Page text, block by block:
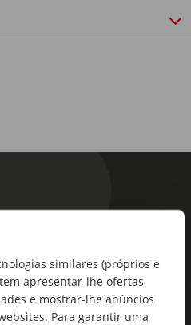
similares (próprios e
apresentar-lhe ofertas
e mostrar-lhe anúncios
Para garantir uma
frescas no